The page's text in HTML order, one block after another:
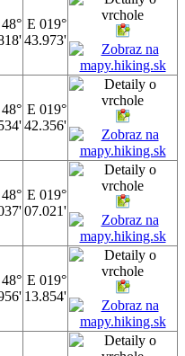
E 019°
43.973'
E 019°
42.356'
E 019°
07.021'
E 019°
13.854'